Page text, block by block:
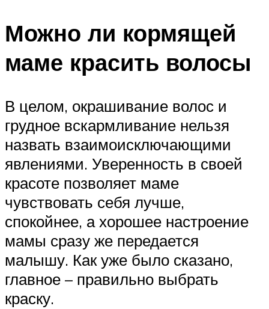
Можно ли кормящей
маме красить волосы
В целом, окрашивание волос и
грудное вскармливание нельзя
назвать взаимоисключающими
явлениями. Уверенность в своей
красоте позволяет маме
чувствовать себя лучше,
спокойнее, а хорошее настроение
мамы сразу же передается
малышу. Как уже было сказано,
главное – правильно выбрать
краску.